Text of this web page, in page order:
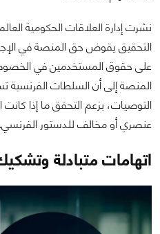
التحقيق يقوض حق المنصة في
على حقوق المستخدمين في
المنصة إلى أن السلطات الفرنسية
التوصيات، بزعم التحقق ما إذا
عنصري أو مخالف للدستور الفرنسي.
اتهامات متبادلة